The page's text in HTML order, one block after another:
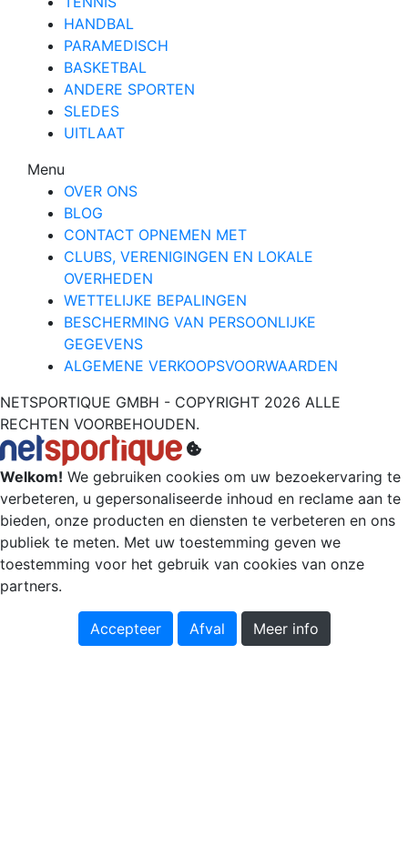
HANDBAL
PARAMEDISCH
BASKETBAL
ANDERE SPORTEN
SLEDES
UITLAAT
Menu
OVER ONS
BLOG
CONTACT OPNEMEN MET
CLUBS, VERENIGINGEN EN LOKALE
OVERHEDEN
WETTELIJKE BEPALINGEN
BESCHERMING VAN PERSOONLIJKE
GEGEVENS
ALGEMENE VERKOOPSVOORWAARDEN
NETSPORTIQUE GMBH - COPYRIGHT 2026 ALLE
RECHTEN VOORBEHOUDEN.
Welkom! We gebruiken cookies om uw bezoekervaring te
verbeteren, u gepersonaliseerde inhoud en reclame aan te
bieden, onze producten en diensten te verbeteren en ons
publiek te meten. Met uw toestemming geven we
toestemming voor het gebruik van cookies van onze
partners.
Accepteer Afval Meer info